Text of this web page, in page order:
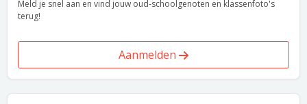
Meld je snel aan en vind jouw oud-schoolgenoten en klassenfoto's
terug!
Aanmelden